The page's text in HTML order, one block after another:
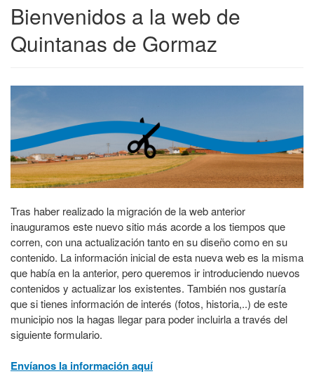
Bienvenidos a la web de
Quintanas de Gormaz
Tras haber realizado la migración de la web anterior
inauguramos este nuevo sitio más acorde a los tiempos que
corren, con una actualización tanto en su diseño como en su
contenido. La información inicial de esta nueva web es la misma
que había en la anterior, pero queremos ir introduciendo nuevos
contenidos y actualizar los existentes. También nos gustaría
que si tienes información de interés (fotos, historia,..) de este
municipio nos la hagas llegar para poder incluirla a través del
siguiente formulario.
Envíanos la información aquí